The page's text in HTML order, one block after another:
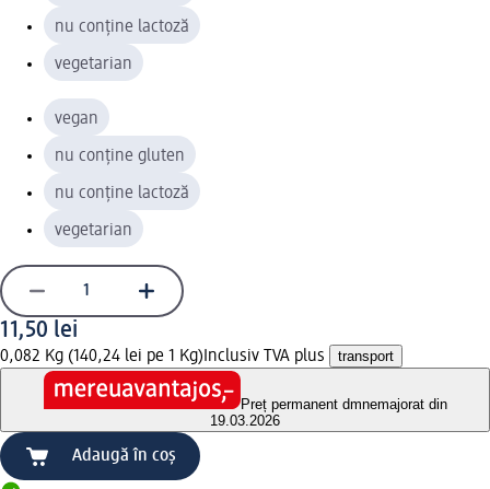
nu conține lactoză
vegetarian
vegan
nu conține gluten
nu conține lactoză
vegetarian
11,50 lei
0,082 Kg (140,24 lei pe 1 Kg) Inclusiv TVA plus transport
Preț permanent dmnemajorat din
19.03.2026
Adaugă în coș